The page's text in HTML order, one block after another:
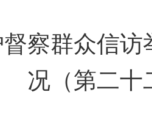
察群众信
况（第二十